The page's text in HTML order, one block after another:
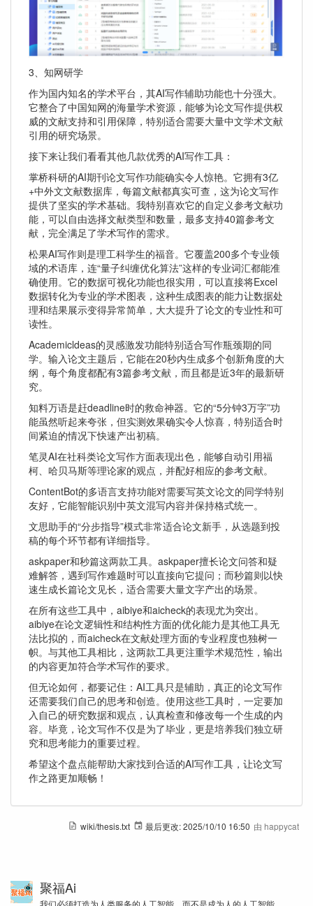
3、知网研学
作为国内知名的学术平台，其AI写作辅助功能也十分强大。
它整合了中国知网的海量学术资源，能够为论文写作提供权
威的文献支持和引用保障，特别适合需要大量中文学术文献
引用的研究场景。
接下来让我们看看其他几款优秀的AI写作工具：
掌桥科研的AI期刊论文写作功能确实令人惊艳。它拥有3亿
+中外文文献数据库，每篇文献都真实可查，这为论文写作
提供了坚实的学术基础。我特别喜欢它的自定义参考文献功
能，可以自由选择文献类型和数量，最多支持40篇参考文
献，完全满足了学术写作的需求。
松果AI写作则是理工科学生的福音。它覆盖200多个专业领
域的术语库，连“量子纠缠优化算法”这样的专业词汇都能准
确使用。它的数据可视化功能也很实用，可以直接将Excel
数据转化为专业的学术图表，这种生成图表的能力让数据处
理和结果展示变得异常简单，大大提升了论文的专业性和可
读性。
Academicldeas的灵感激发功能特别适合写作瓶颈期的同
学。输入论文主题后，它能在20秒内生成多个创新角度的大
纲，每个角度都配有3篇参考文献，而且都是近3年的最新研
究。
知料万语是赶deadline时的救命神器。它的“5分钟3万字”功
能虽然听起来夸张，但实测效果确实令人惊喜，特别适合时
间紧迫的情况下快速产出初稿。
笔灵AI在社科类论文写作方面表现出色，能够自动引用福
柯、哈贝马斯等理论家的观点，并配好相应的参考文献。
ContentBot的多语言支持功能对需要写英文论文的同学特别
友好，它能智能识别中英文混写内容并保持格式统一。
文思助手的“分步指导”模式非常适合论文新手，从选题到投
稿的每个环节都有详细指导。
askpaper和秒篇这两款工具。askpaper擅长论文问答和疑
难解答，遇到写作难题时可以直接向它提问；而秒篇则以快
速生成长篇论文见长，适合需要大量文字产出的场景。
在所有这些工具中，aibiye和aicheck的表现尤为突出。
aibiye在论文逻辑性和结构性方面的优化能力是其他工具无
法比拟的，而aicheck在文献处理方面的专业程度也独树一
帜。与其他工具相比，这两款工具更注重学术规范性，输出
的内容更加符合学术写作的要求。
但无论如何，都要记住：AI工具只是辅助，真正的论文写作
还需要我们自己的思考和创造。使用这些工具时，一定要加
入自己的研究数据和观点，认真检查和修改每一个生成的内
容。毕竟，论文写作不仅是为了毕业，更是培养我们独立研
究和思考能力的重要过程。
希望这个盘点能帮助大家找到合适的AI写作工具，让论文写
作之路更加顺畅！
wiki/thesis.txt 最后更改:2025/10/10 16:50 由 happycat
聚福Ai
我们必须打造为人类服务的人工智能，而不是成为人的人工智能。